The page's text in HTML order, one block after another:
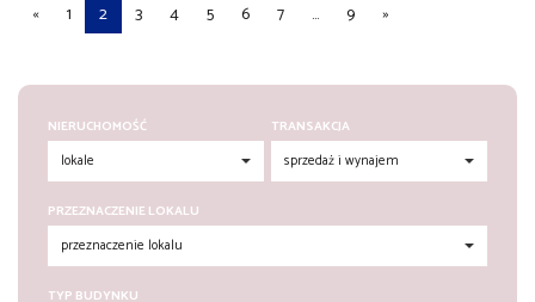
« 1 2 3 4 5 6 7 ... 9 »
NIERUCHOMOŚĆ TRANSAKCJA
PRZEZNACZENIE LOKALU
TYP BUDYNKU